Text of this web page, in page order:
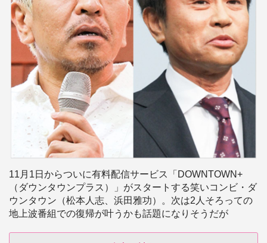
11月1日からついに有料配信サービス「DOWNTOWN+
（ダウンタウンプラス）」がスタートする笑いコンビ・ダ
ウンタウン（松本人志、浜田雅功）。次は2人そろっての
地上波番組での復帰が叶うかも話題になりそうだが